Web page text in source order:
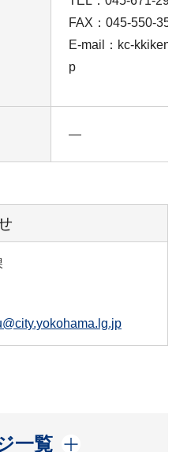
FAX：045-550-
E-mail：kc-
p
―
一覧
く